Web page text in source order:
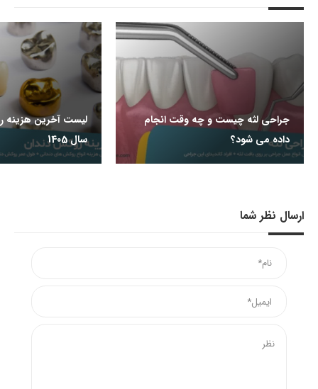
جراحی لثه چیست و چه وقت انجام
داده می شود؟
لیست آخرین هزینه
سال 1405
ارسال نظر شما